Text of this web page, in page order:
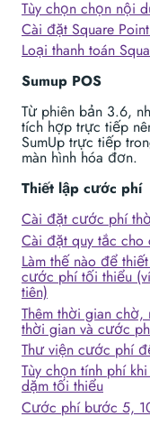
Tùy chọn chọn nội
Cài đặt Square
Loại thanh toán
Sumup POS
Từ phiên bản 3.6,
tích hợp trực tiếp
SumUp trực tiếp
màn hình hóa đơn.
Thiết lập cước phí
Cài đặt cước phí
Cài đặt quy tắc
Làm thế nào để
cước phí tối thiểu
tiên)
Thêm thời gian
thời gian và cước
Thư viện cước phí
Tùy chọn tính phí
dặm tối thiểu
Cước phí bước 5,